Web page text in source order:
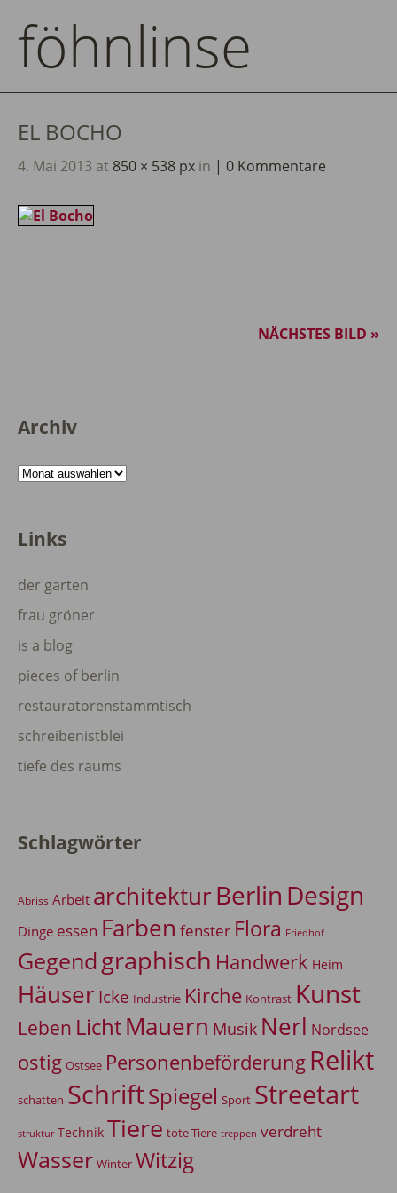
föhnlinse
EL BOCHO
4. Mai 2013 at 850 × 538 px in 0 Kommentare
NÄCHSTES BILD »
Archiv
Archiv
Links
der garten
frau gröner
is a blog
pieces of berlin
restauratorenstammtisch
schreibenistblei
tiefe des raums
Schlagwörter
Abriss Arbeit architekturBerlin Design
Dinge essen Farben fenster Flora Friedhof
Gegendgraphisch Handwerk Heim
Häuser Icke Industrie Kirche Kontrast Kunst
Leben LichtMauern Musik Nerl Nordsee
ostig Ostsee Personenbeförderung Relikt
schatten SchriftSpiegel Sport Streetart
struktur Technik Tiere tote Tiere treppen verdreht
Wasser Winter Witzig